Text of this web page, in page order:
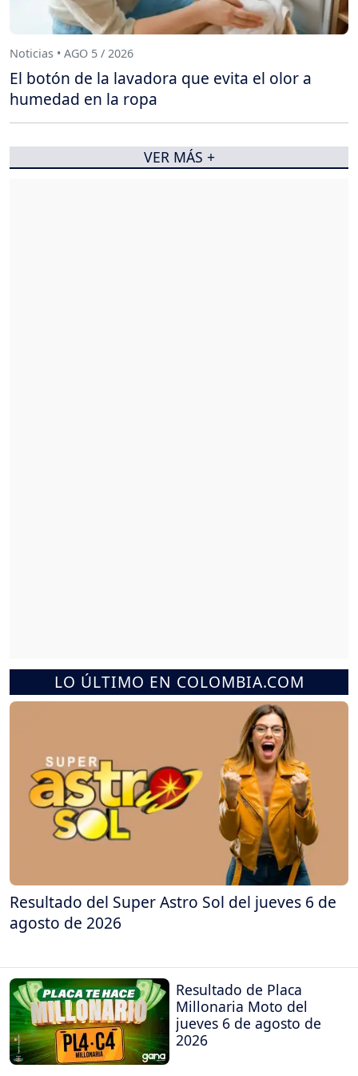
LO ÚLTIMO EN COLOMBIA.COM
Resultado del Super Astro Sol del jueves 6 de
agosto de 2026
Resultado de Placa
Millonaria Moto del
jueves 6 de agosto de
2026
Noticias • AGO 5 / 2026
El botón de la lavadora que evita el olor a
humedad en la ropa
VER MÁS +